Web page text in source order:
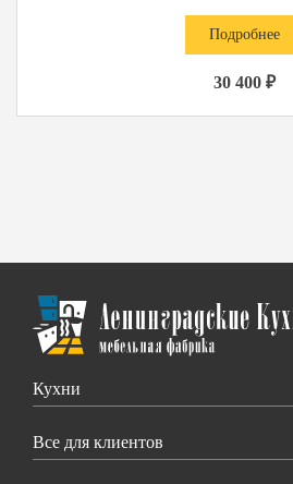
Подробнее
30 400 ₽
Кухни
Все для клиентов